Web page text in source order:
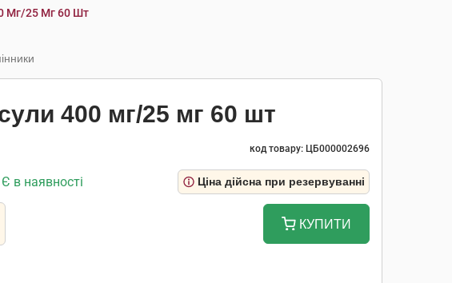
Мг/25 Мг 60 Шт
400 мг/25 мг 60 шт
код товару: ЦБ000002696
Є в наявності Ціна дійсна при резервуванні
КУПИТИ